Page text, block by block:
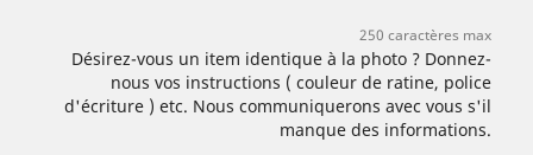
250 caractères max
Désirez-vous un item identique à la photo ? Donnez-
nous vos instructions ( couleur de ratine, police
d'écriture ) etc. Nous communiquerons avec vous s'il
manque des informations.